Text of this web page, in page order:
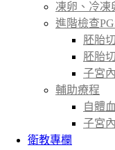
凍卵、冷凍
進階檢查
胚胎
胚胎
子宮
輔助療程
自體
子宮
衛教專欄